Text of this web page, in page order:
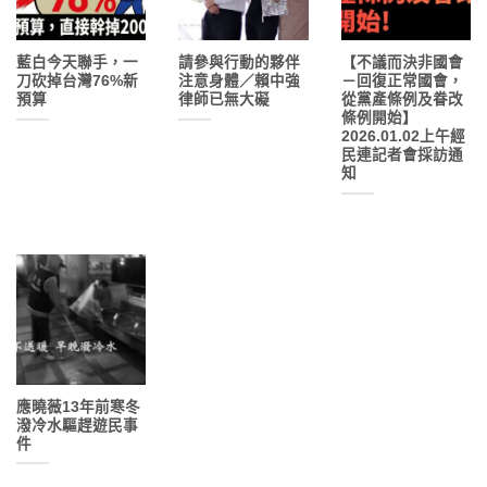
藍白今天聯手，一
刀砍掉台灣76%新
預算
請參與行動的夥伴
注意身體／賴中強
律師已無大礙
【不議而決非國會
－回復正常國會，
從黨產條例及眷改
條例開始】
2026.01.02上午經
民連記者會採訪通
知
應曉薇13年前寒冬
潑冷水驅趕遊民事
件